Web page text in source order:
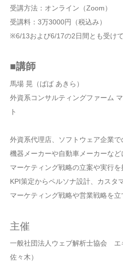
受講方法：オンライン（Zoom）
受講料：3万3000円（税込み）
※6/13および6/17の2日間とも受け
■講師
馬場 晃（ばば あきら）
外資系コンサルティングファーム
ト
外資系代理店、ソフトウェア企業
機器メーカーや自動車メーカーな
マーケティング戦略の立案や実行
KPI策定からペルソナ設計、カスタ
マーケティング戦略や営業戦略を立
主催
一般社団法人ウェブ解析士協会 エ
佐々木）